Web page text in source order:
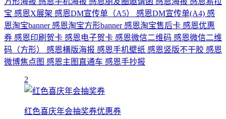
宝 感恩X展架 感恩DM宣传单（A5） 感恩DM宣传单(A4) 感
恩淘宝banner感恩淘宝方形banner感恩淘宝售后卡 感恩优惠
券 感恩印刷贺卡 感恩电子贺卡 感恩微信二维码 感恩微信二维
码（方形） 感恩横版海报 感恩手机壁纸 感恩竖版不干胶 感恩
微博焦点图 感恩主图直通车 感恩手抄报
2
红色喜庆年会抽奖券优惠券